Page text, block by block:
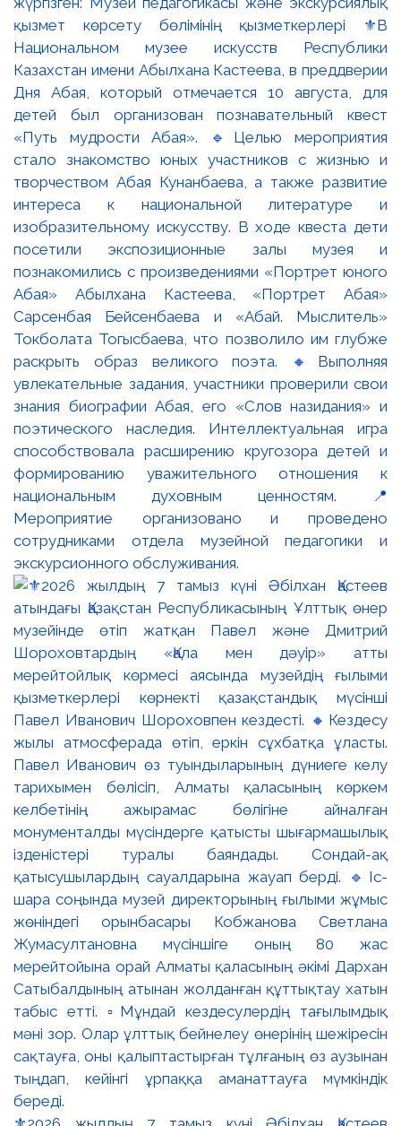
қызмет көрсету бөлімінің қызметкерлері ⚜️В
Национальном музее искусств Республики
Казахстан имени Абылхана Кастеева, в преддверии
Дня Абая, который отмечается 10 августа, для
детей был организован познавательный квест
«Путь мудрости Абая». 🔹Целью мероприятия
стало знакомство юных участников с жизнью и
творчеством Абая Кунанбаева, а также развитие
интереса к национальной литературе и
изобразительному искусству. В ходе квеста дети
посетили экспозиционные залы музея и
познакомились с произведениями «Портрет юного
Абая» Абылхана Кастеева, «Портрет Абая»
Сарсенбая Бейсенбаева и «Абай. Мыслитель»
Токболата Тогысбаева, что позволило им глубже
раскрыть образ великого поэта. 🔸Выполняя
увлекательные задания, участники проверили свои
знания биографии Абая, его «Слов назидания» и
поэтического наследия. Интеллектуальная игра
способствовала расширению кругозора детей и
формированию уважительного отношения к
национальным духовным ценностям. 📍
Мероприятие организовано и проведено
сотрудниками отдела музейной педагогики и
экскурсионного обслуживания.